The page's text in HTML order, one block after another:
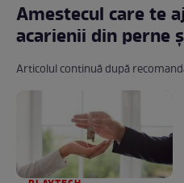
Amestecul care te
acarienii din perne
Articolul continuă după